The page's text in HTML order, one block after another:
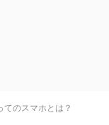
てのスマホとは？